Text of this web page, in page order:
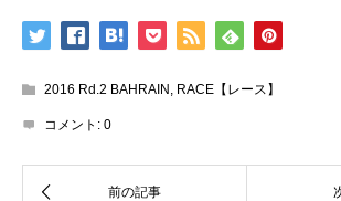
2016 Rd.2 BAHRAIN , RACE【レース】
コメント: 0